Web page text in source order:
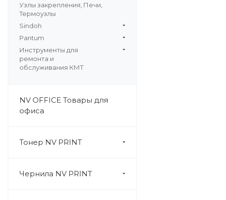
Узлы закрепления, Печи,
Термоузлы
Sindoh
Pantum
Инструменты для
ремонта и
обслуживания КМТ
NV OFFICE Товары для
офиса
Тонер NV PRINT
Чернила NV PRINT